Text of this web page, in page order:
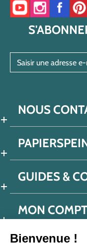
Bienvenue !
Accéder à notre
Accéder à
NOUS
GUIDES &
MON